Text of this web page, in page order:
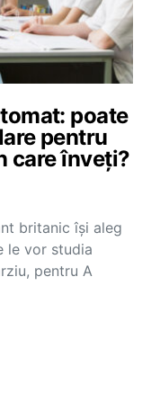
poate
pentru
care înveți?
britanic își aleg
le vor studia
pentru A